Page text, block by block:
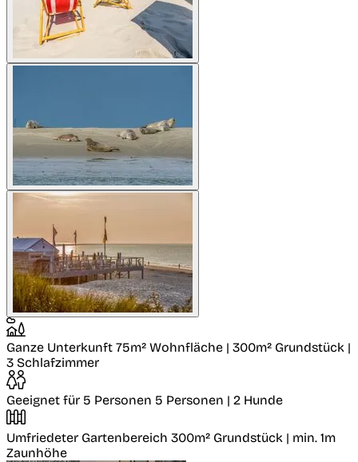
Ganze Unterkunft 75m² Wohnfläche | 300m² Grundstück |
3 Schlafzimmer
Geeignet für 5 Personen 5 Personen | 2 Hunde
Umfriedeter Gartenbereich 300m² Grundstück | min. 1m
Zaunhöhe